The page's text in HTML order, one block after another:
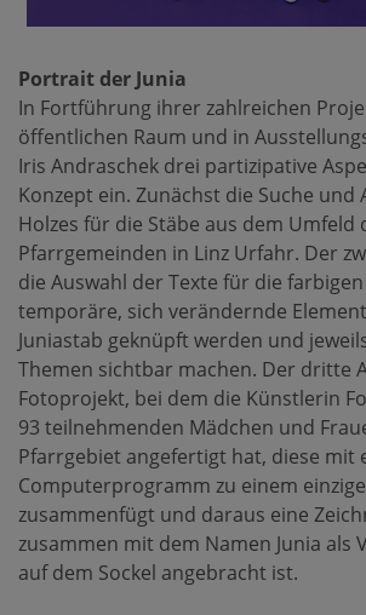
Portrait der Junia
In Fortführung ihrer zahlreichen
öffentlichen Raum und in
Iris Andraschek drei partizipative
Konzept ein. Zunächst die Suche und
Holzes für die Stäbe aus dem Umfeld
Pfarrgemeinden in Linz Urfahr. Der
die Auswahl der Texte für die
temporäre, sich verändernde
Juniastab geknüpft werden und
Themen sichtbar machen. Der dritte
Fotoprojekt, bei dem die Künstlerin
93 teilnehmenden Mädchen und
Pfarrgebiet angefertigt hat, diese mit
Computerprogramm zu einem
zusammenfügt und daraus eine
zusammen mit dem Namen Junia als
auf dem Sockel angebracht ist.